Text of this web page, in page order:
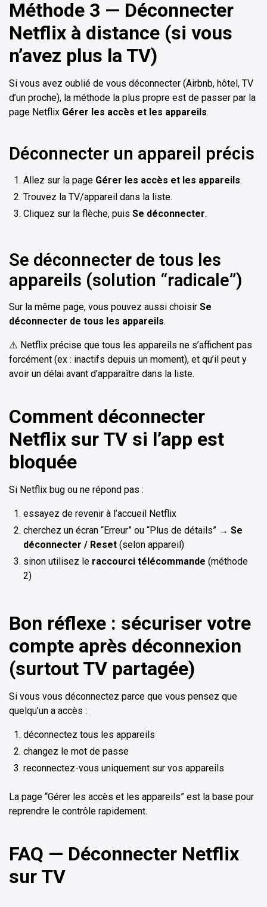
Méthode 3 — Déconnecter
Netflix à distance (si vous
n’avez plus la TV)
Si vous avez oublié de vous déconnecter (Airbnb, hôtel, TV
d’un proche), la méthode la plus propre est de passer par la
page Netflix Gérer les accès et les appareils.
Déconnecter un appareil précis
Allez sur la page Gérer les accès et les appareils.
Trouvez la TV/appareil dans la liste.
Cliquez sur la flèche, puis Se déconnecter.
Se déconnecter de tous les
appareils (solution “radicale”)
Sur la même page, vous pouvez aussi choisir Se
déconnecter de tous les appareils.
⚠️ Netflix précise que tous les appareils ne s’affichent pas
forcément (ex : inactifs depuis un moment), et qu’il peut y
avoir un délai avant d’apparaître dans la liste.
Comment déconnecter
Netflix sur TV si l’app est
bloquée
Si Netflix bug ou ne répond pas :
essayez de revenir à l’accueil Netflix
cherchez un écran “Erreur” ou “Plus de détails” → Se
déconnecter / Reset (selon appareil)
sinon utilisez le raccourci télécommande (méthode
2)
Bon réflexe : sécuriser votre
compte après déconnexion
(surtout TV partagée)
Si vous vous déconnectez parce que vous pensez que
quelqu’un a accès :
déconnectez tous les appareils
changez le mot de passe
reconnectez-vous uniquement sur vos appareils
La page “Gérer les accès et les appareils” est la base pour
reprendre le contrôle rapidement.
FAQ — Déconnecter Netflix
sur TV